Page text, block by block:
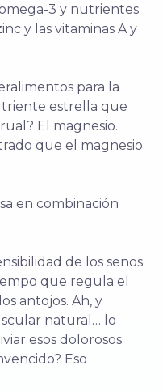
3 y nutrientes
y las vitaminas A y
para la
estrella que
El magnesio.
que el magnesio
en combinación
de los senos
que regula el
antojos. Ah, y
natural… lo
esos dolorosos
Eso